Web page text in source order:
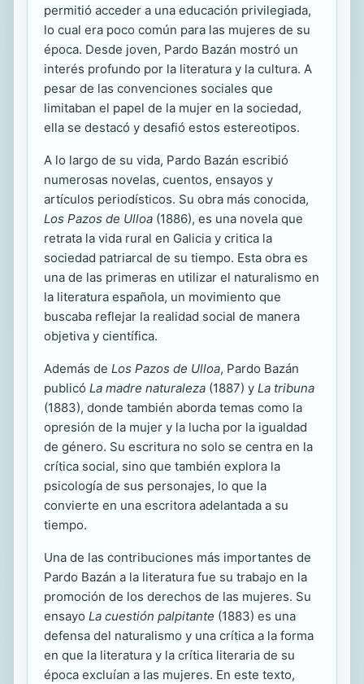
permitió acceder a una educación privilegiada,
lo cual era poco común para las mujeres de su
época. Desde joven, Pardo Bazán mostró un
interés profundo por la literatura y la cultura. A
pesar de las convenciones sociales que
limitaban el papel de la mujer en la sociedad,
ella se destacó y desafió estos estereotipos.
A lo largo de su vida, Pardo Bazán escribió
numerosas novelas, cuentos, ensayos y
artículos periodísticos. Su obra más conocida,
Los Pazos de Ulloa (1886), es una novela que
retrata la vida rural en Galicia y critica la
sociedad patriarcal de su tiempo. Esta obra es
una de las primeras en utilizar el naturalismo en
la literatura española, un movimiento que
buscaba reflejar la realidad social de manera
objetiva y científica.
Además de Los Pazos de Ulloa, Pardo Bazán
publicó La madre naturaleza (1887) y La tribuna
(1883), donde también aborda temas como la
opresión de la mujer y la lucha por la igualdad
de género. Su escritura no solo se centra en la
crítica social, sino que también explora la
psicología de sus personajes, lo que la
convierte en una escritora adelantada a su
tiempo.
Una de las contribuciones más importantes de
Pardo Bazán a la literatura fue su trabajo en la
promoción de los derechos de las mujeres. Su
ensayo La cuestión palpitante (1883) es una
defensa del naturalismo y una crítica a la forma
en que la literatura y la crítica literaria de su
época excluían a las mujeres. En este texto,